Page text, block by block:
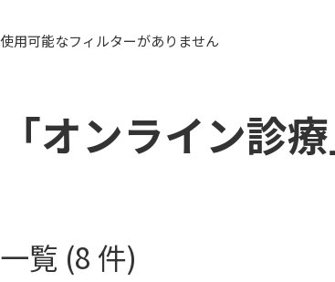
使用可能なフィルターがありません
「オンライン診療
一覧 (8 件)